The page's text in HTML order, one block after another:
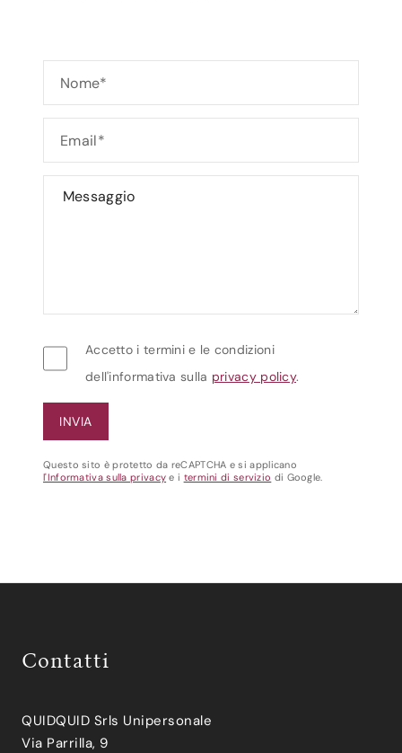
Accetto i termini e le condizioni
dell'informativa sulla privacy policy.
Questo sito è protetto da reCAPTCHA e si applicano
l'Informativa sulla privacy e i termini di servizio di Google.
Contatti
QUIDQUID Srls Unipersonale
Via Parrilla, 9